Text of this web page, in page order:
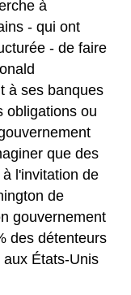
à
- qui ont
- de faire
à ses banques
obligations ou
que des
l'invitation de
de
gouvernement
des détenteurs
États-Unis